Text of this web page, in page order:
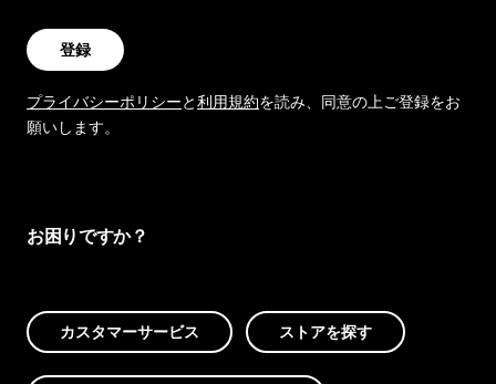
登録
プライバシーポリシーと利用規約を読み、同意の上ご登録をお
願いします。
お困りですか？
カスタマーサービス ストアを探す